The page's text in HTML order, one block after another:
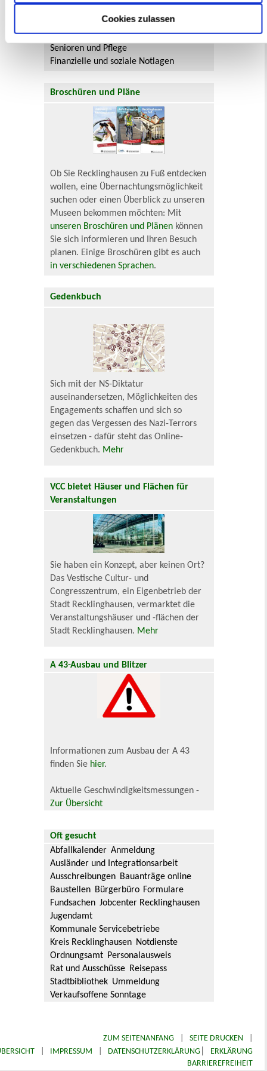
Cookies zulassen
Sterbefall Umzug
Gewerbe
Behinderung
Arbeitslos
Senioren und Pflege
Finanzielle und soziale Notlagen
Broschüren und Pläne
Ob Sie Recklinghausen zu Fuß entdecken
wollen, eine Übernachtungsmöglichkeit
suchen oder einen Überblick zu unseren
Museen bekommen möchten: Mit
unseren Broschüren und Plänen können
Sie sich informieren und Ihren Besuch
planen. Einige Broschüren gibt es auch
in verschiedenen Sprachen.
Gedenkbuch
Sich mit der NS-Diktatur
auseinandersetzen, Möglichkeiten des
Engagements schaffen und sich so
gegen das Vergessen des Nazi-Terrors
einsetzen - dafür steht das Online-
Gedenkbuch. Mehr
VCC bietet Häuser und Flächen für
Veranstaltungen
Sie haben ein Konzept, aber keinen Ort?
Das Vestische Cultur- und
Congresszentrum, ein Eigenbetrieb der
Stadt Recklinghausen, vermarktet die
Veranstaltungshäuser und -flächen der
Stadt Recklinghausen. Mehr
A 43-Ausbau und Blitzer
Informationen zum Ausbau der A 43
finden Sie hier.
Aktuelle Geschwindigkeitsmessungen -
Zur Übersicht
Oft gesucht
Abfallkalender Anmeldung
Ausländer und Integrationsarbeit
Ausschreibungen Bauanträge online
Baustellen Bürgerbüro Formulare
Fundsachen Jobcenter Recklinghausen
Jugendamt
Kommunale Servicebetriebe
Kreis Recklinghausen Notdienste
Ordnungsamt Personalausweis
Rat und Ausschüsse Reisepass
Stadtbibliothek Ummeldung
Verkaufsoffene Sonntage
ZUM SEITENANFANG SEITE DRUCKEN
IMPRESSUM DATENSCHUTZERKLÄRUNG|
ERKLÄRUNG
BARRIEREFREIHEIT